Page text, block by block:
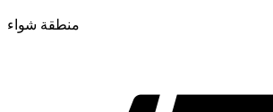
منطقة شواء